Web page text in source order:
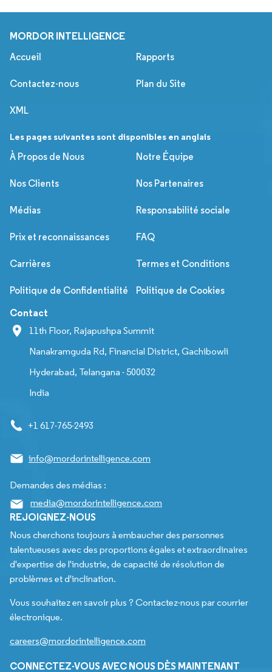
MORDOR INTELLIGENCE
Accueil Rapports
Contactez-nous Plan du Site
XML
Les pages suivantes sont disponibles en anglais
À Propos de Nous
Notre Équipe
Nos Clients Nos Partenaires
Médias Responsabilité sociale
Prix et reconnaissances FAQ
Carrières Termes et Conditions
Politique de Confidentialité Politique de Cookies
Contact
11th Floor, Rajapushpa Summit
Nanakramguda Rd, Financial District, Gachibowli
Hyderabad, Telangana - 500032
India
+1 617-765-2493
info@mordorintelligence.com
Demandes des médias :
media@mordorintelligence.com
REJOIGNEZ-NOUS
Nous cherchons toujours à embaucher des personnes
talentueuses avec des proportions égales et extraordinaires
d'expertise de l'industrie, de capacité de résolution de
problèmes et d'inclination.
Vous souhaitez en savoir plus ? Contactez-nous par courrier
électronique.
careers@mordorintelligence.com
CONNECTEZ-VOUS AVEC NOUS DÈS MAINTENANT